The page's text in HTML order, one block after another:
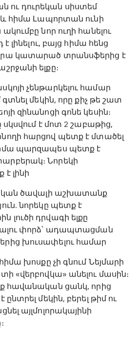
դուրեկան սիստեմ
և հիմա Լապորտան ունի
նոր ուղի հանելու
լինելու, բայց հիմա հենց
կատարած տրանսֆերից է
ելքը։
չենթարկելու համար
մեկին, որը քիչ թե շատ
զինանոցի գոնե կեսին։
սկսվում է մոտ 2 շաբաթից,
հարցով պետք է մտածել
պարզապես պետք է
Նորեկի
լինի
ծավալի աշխատանք
նորեկը պետք է
լուծի դրվագի ելքը
փորձ՝ ադապտացման
խուսափելու համար
խոսքը չի գնում Նեյմարի
«վերբովկա» անելու մասին։
հավանական ցանկ, որից
մեկին, բերել թիմ ու
այլմոլորակայինի